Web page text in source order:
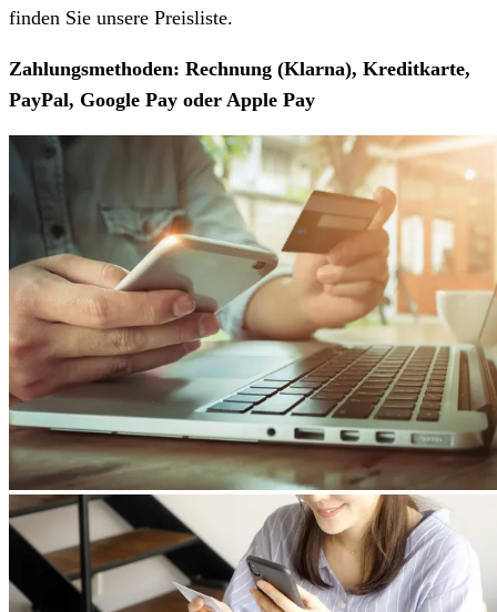
finden Sie unsere Preisliste.
Zahlungsmethoden: Rechnung (Klarna), Kreditkarte,
PayPal, Google Pay oder Apple Pay